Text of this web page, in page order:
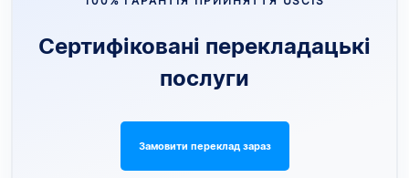
Сертифіковані перекладацькі
послуги
Замовити переклад зараз